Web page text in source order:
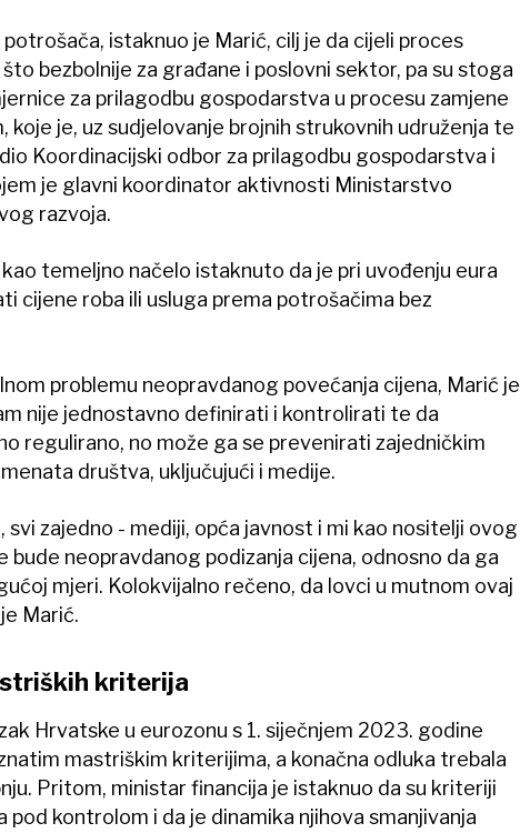
istaknuo je Marić, cilj je da cijeli proces
bezbolnije za građane i poslovni sektor, pa su stoga
za prilagodbu gospodarstva u procesu zamjene
koje je, uz sudjelovanje brojnih strukovnih udruženja te
Koordinacijski odbor za prilagodbu gospodarstva i
je glavni koordinator aktivnosti Ministarstvo
razvoja.
temeljno načelo istaknuto da je pri uvođenju eura
cijene roba ili usluga prema potrošačima bez
problemu neopravdanog povećanja cijena, Marić je
nije jednostavno definirati i kontrolirati te da
regulirano, no može ga se prevenirati zajedničkim
društva, uključujući i medije.
svi zajedno - mediji, opća javnost i mi kao nositelji ovog
bude neopravdanog podizanja cijena, odnosno da ga
mjeri. Kolokvijalno rečeno, da lovci u mutnom ovaj
Marić.
kriterija
Hrvatske u eurozonu s 1. siječnjem 2023. godine
mastriškim kriterijima, a konačna odluka trebala
Pritom, ministar financija je istaknuo da su kriteriji
kontrolom i da je dinamika njihova smanjivanja